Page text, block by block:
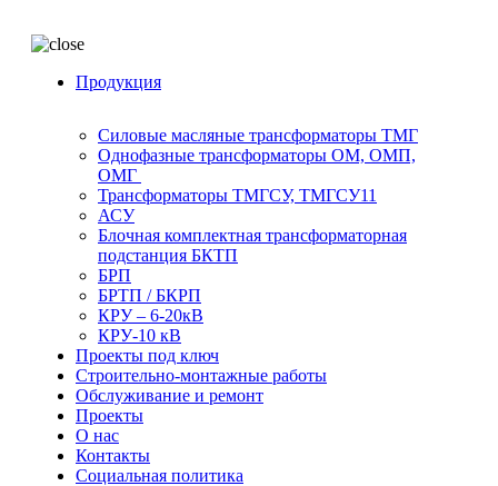
Продукция
Силовые масляные трансформаторы ТМГ
Однофазные трансформаторы ОМ, ОМП,
ОМГ
Трансформаторы ТМГСУ, ТМГСУ11
АСУ
Блочная комплектная трансформаторная
подстанция БКТП
БРП
БРТП / БКРП
КРУ – 6-20кВ
КРУ-10 кВ
Проекты под ключ
Строительно-монтажные работы
Обслуживание и ремонт
Проекты
О нас
Контакты
Социальная политика